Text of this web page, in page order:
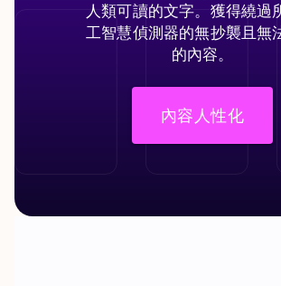
人類可讀的文字。獲得繞過
工智慧偵測器的無抄襲且無
的內容。
內容人性化